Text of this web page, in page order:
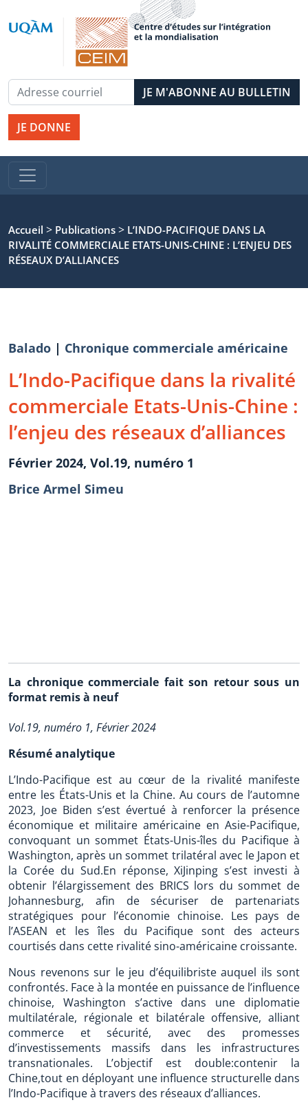
JE DONNE
Accueil > Publications > L’INDO-PACIFIQUE DANS LA
RIVALITÉ COMMERCIALE ETATS-UNIS-CHINE : L’ENJEU DES
RÉSEAUX D’ALLIANCES
Balado | Chronique commerciale américaine
L’Indo-Pacifique dans la rivalité
commerciale Etats-Unis-Chine :
l’enjeu des réseaux d’alliances
Février 2024, Vol.19, numéro 1
Brice Armel Simeu
La chronique commerciale fait son retour sous un
format remis à neuf
Vol.19, numéro 1, Février 2024
Résumé analytique
L’Indo-Pacifique est au cœur de la rivalité manifeste
entre les États-Unis et la Chine. Au cours de l’automne
2023, Joe Biden s’est évertué à renforcer la présence
économique et militaire américaine en Asie-Pacifique,
convoquant un sommet États-Unis-îles du Pacifique à
Washington, après un sommet trilatéral avec le Japon et
la Corée du Sud.En réponse, XiJinping s’est investi à
obtenir l’élargissement des BRICS lors du sommet de
Johannesburg, afin de sécuriser de partenariats
stratégiques pour l’économie chinoise. Les pays de
l’ASEAN et les îles du Pacifique sont des acteurs
courtisés dans cette rivalité sino-américaine croissante.
Nous revenons sur le jeu d’équilibriste auquel ils sont
confrontés. Face à la montée en puissance de l’influence
chinoise, Washington s’active dans une diplomatie
multilatérale, régionale et bilatérale offensive, alliant
commerce et sécurité, avec des promesses
d’investissements massifs dans les infrastructures
transnationales. L’objectif est double:contenir la
Chine,tout en déployant une influence structurelle dans
l’Indo-Pacifique à travers des réseaux d’alliances.